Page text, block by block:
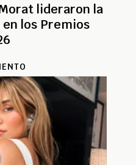
lideraron la
los Premios